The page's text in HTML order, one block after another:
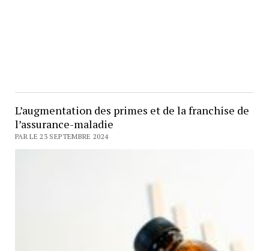
L’augmentation des primes et de la franchise de
l’assurance-maladie
PAR LE 23 SEPTEMBRE 2024